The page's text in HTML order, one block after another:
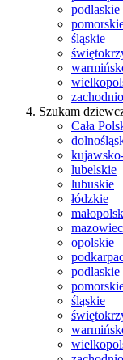
podlaskie
śląskie
Szukam
Cała
lubelskie
lubuskie
łódzkie
opolskie
podlaskie
śląskie